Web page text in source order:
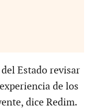
Estado revisar
de los
dice Redim.